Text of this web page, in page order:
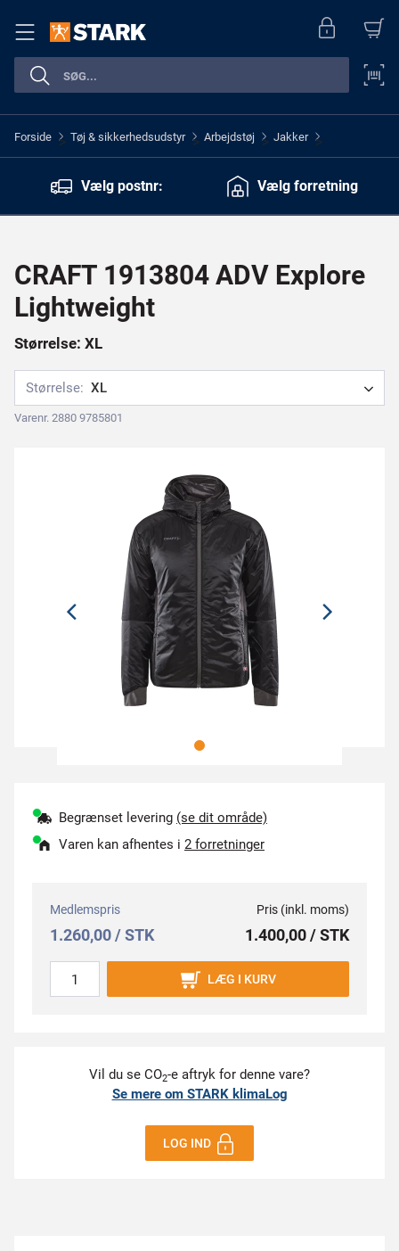
Forside > Tøj & sikkerhedsudstyr > Arbejdstøj > Jakker >
Vælg postnr: Vælg forretning
CRAFT 1913804 ADV Explore
Lightweight
Størrelse: XL
Størrelse: XL
Varenr. 2880 9785801
Begrænset levering (se dit område)
Varen kan afhentes i 2 forretninger
Medlemspris
1.260,00 / STK
Pris (inkl. moms)
1.400,00 / STK
LÆG I KURV
Vil du se CO2-e aftryk for denne vare?
Se mere om STARK klimaLog
LOG IND